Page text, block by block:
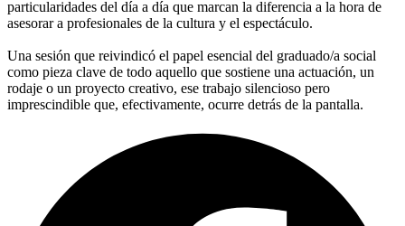
particularidades del día a día que marcan la diferencia a la hora de
asesorar a profesionales de la cultura y el espectáculo.
Una sesión que reivindicó el papel esencial del graduado/a social
como pieza clave de todo aquello que sostiene una actuación, un
rodaje o un proyecto creativo, ese trabajo silencioso pero
imprescindible que, efectivamente, ocurre detrás de la pantalla.